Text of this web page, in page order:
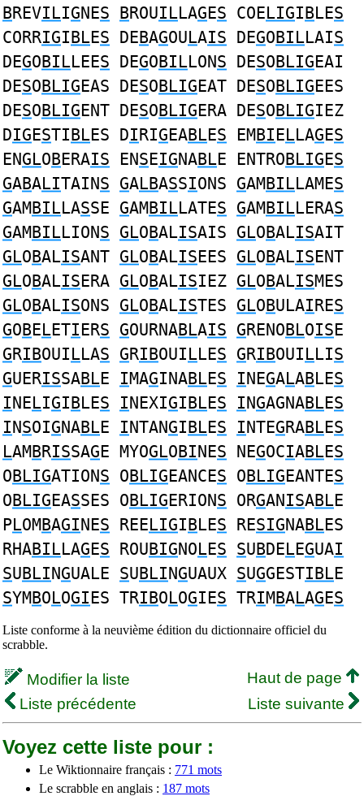
BREVILIGNES BROUILLAGES COELIGIBLES
CORRIGIBLES DEBAGOULAIS DEGOBILLAIS
DEGOBILLEES DEGOBILLONS DESOBLIGEAI
DESOBLIGEAS DESOBLIGEAT DESOBLIGEES
DESOBLIGENT DESOBLIGERA DESOBLIGIEZ
DIGESTIBLES DIRIGEABLES EMBIELLAGES
ENGLOBERAIS ENSEIGNABLE ENTROBLIGES
GABALITAINS GALBASSIONS GAMBILLAMES
GAMBILLASSE GAMBILLATES GAMBILLERAS
GAMBILLIONS GLOBALISAIS GLOBALISAIT
GLOBALISANT GLOBALISEES GLOBALISENT
GLOBALISERA GLOBALISIEZ GLOBALISMES
GLOBALISONS GLOBALISTES GLOBULAIRES
GOBELETIERS GOURNABLAIS GRENOBLOISE
GRIBOUILLAS GRIBOUILLES GRIBOUILLIS
GUERISSABLE IMAGINABLES INEGALABLES
INELIGIBLES INEXIGIBLES INGAGNABLES
INSOIGNABLE INTANGIBLES INTEGRABLES
LAMBRISSAGE MYOGLOBINES NEGOCIABLES
OBLIGATIONS OBLIGEANCES OBLIGEANTES
OBLIGEASSES OBLIGERIONS ORGANISABLE
PLOMBAGINES REELIGIBLES RESIGNABLES
RHABILLAGES ROUBIGNOLES SUBDELEGUAI
SUBLINGUALE SUBLINGUAUX SUGGESTIBLE
SYMBOLOGIES TRIBOLOGIES TRIMBALAGES
Liste conforme à la neuvième édition du dictionnaire officiel du
scrabble.
Modifier la liste
Haut de page
Liste précédente
Liste suivante
Voyez cette liste pour :
Le Wiktionnaire français : 771 mots
Le scrabble en anglais : 187 mots